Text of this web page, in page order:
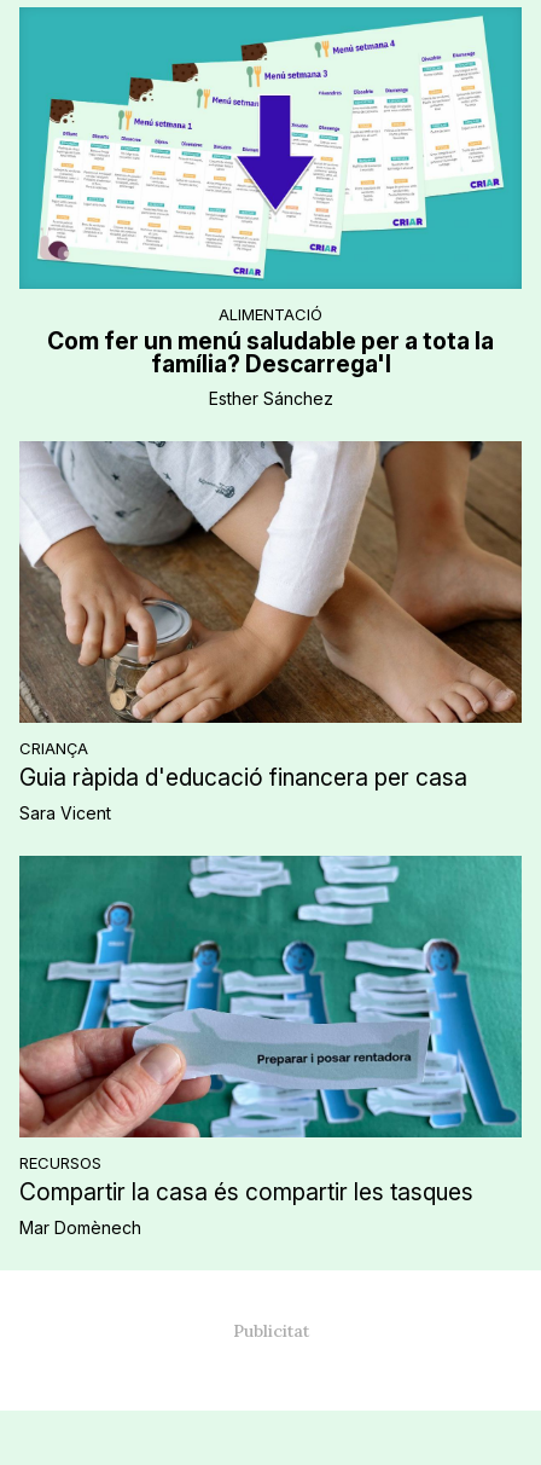
CRIANÇA
Guia ràpida d'educació financera per casa
Sara Vicent
RECURSOS
Compartir la casa és compartir les tasques
Mar Domènech
ALIMENTACIÓ
Com fer un menú saludable per a tota la
família? Descarrega'l
Esther Sánchez